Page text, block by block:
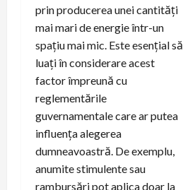
prin producerea unei cantități
mai mari de energie într-un
spațiu mai mic. Este esențial să
luați în considerare acest
factor împreună cu
reglementările
guvernamentale care ar putea
influența alegerea
dumneavoastră. De exemplu,
anumite stimulente sau
rambursări pot aplica doar la